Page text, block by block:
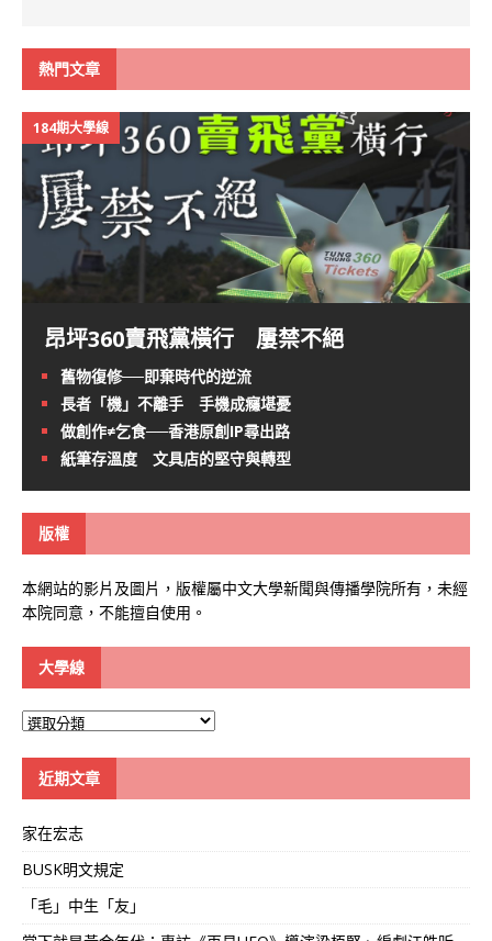
熱門文章
184期大學線
昂坪360賣飛黨橫行 屢禁不絕
舊物復修──即棄時代的逆流
長者「機」不離手 手機成癮堪憂
做創作≠乞食──香港原創IP尋出路
紙筆存溫度 文具店的堅守與轉型
版權
本網站的影片及圖片，版權屬中文大學新聞與傳播學院所有，未經
本院同意，不能擅自使用。
大學線
大
近期文章
家在宏志
BUSK明文規定
「毛」中生「友」